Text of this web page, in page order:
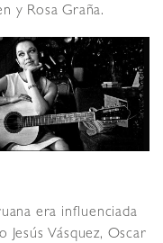
y Rosa Graña.
era influenciada
Vásquez, Oscar